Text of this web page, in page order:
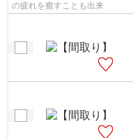
の疲れを癒すことも出来